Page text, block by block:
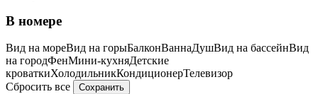
В номере
Вид на мореВид на горыБалконВаннаДушВид на бассейнВид
на городФенМини-кухняДетские
кроваткиХолодильникКондиционерТелевизор
Сбросить все
Сохранить